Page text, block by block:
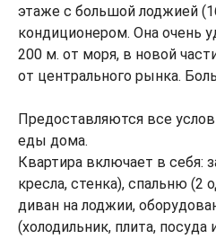
этаже с большой лоджией
кондиционером. Она очень
200 м. от моря, в новой
от центрального рынка.
Предоставляются все
еды дома.
Квартира включает в себя:
кресла, стенка), спальню (2
диван на лоджии,
(холодильник, плита, посуда